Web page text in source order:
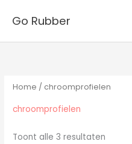
naarGo Rubber
Home / chroomprofielen
chroomprofielen
Toont alle 3 resultaten